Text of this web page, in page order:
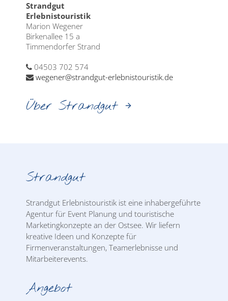
Strandgut
Erlebnistouristik
Marion Wegener
Birkenallee 15 a
Timmendorfer Strand
04503 702 574
wegener@strandgut-erlebnistouristik.de
Über Strandgut
Strandgut
Strandgut Erlebnistouristik ist eine inhabergeführte
Agentur für Event Planung und touristische
Marketingkonzepte an der Ostsee. Wir liefern
kreative Ideen und Konzepte für
Firmenveranstaltungen, Teamerlebnisse und
Mitarbeiterevents.
Angebot